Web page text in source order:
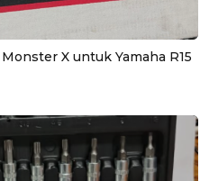
X untuk Yamaha R15